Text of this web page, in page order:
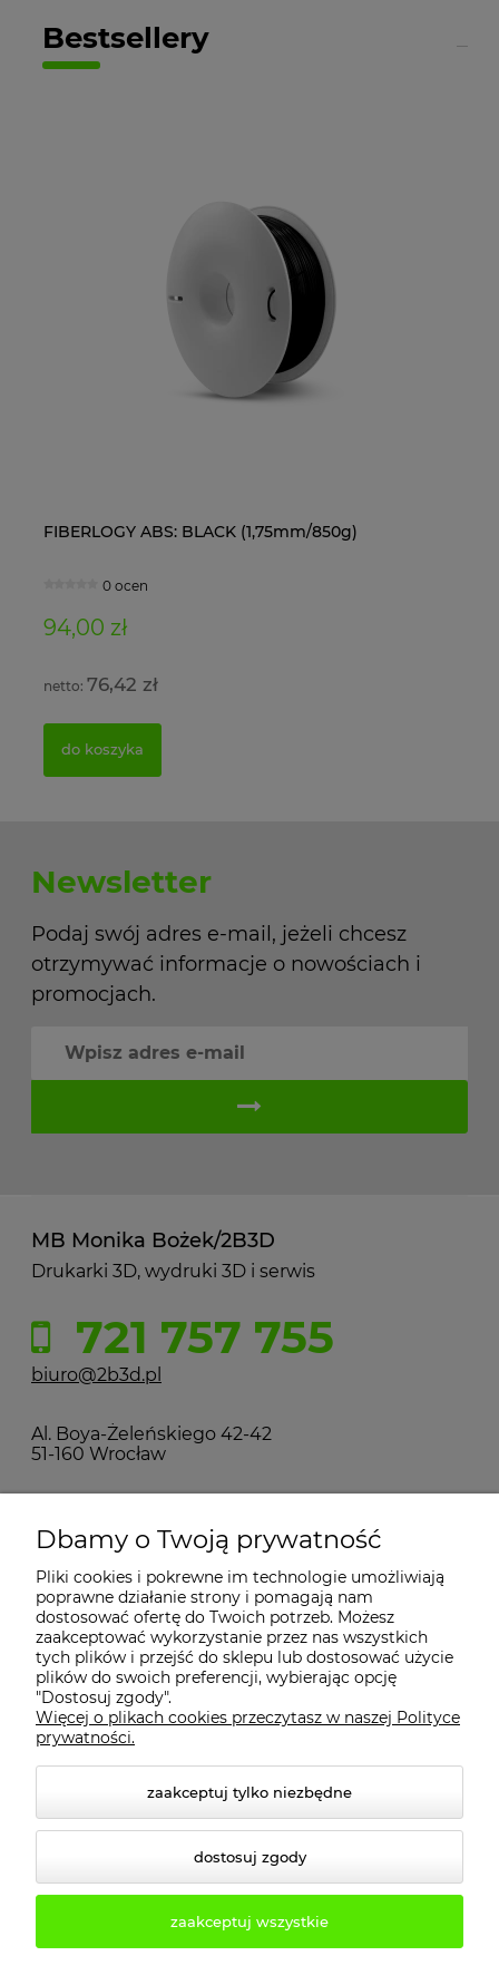
Bestsellery
FIBERLOGY ABS: BLACK (1,75mm/850g)
0 ocen
94,00 zł
76,42 zł
do koszyka
Newsletter
Podaj swój adres e-mail, jeżeli chcesz
otrzymywać informacje o nowościach i
promocjach.
MB Monika Bożek/2B3D
Drukarki 3D, wydruki 3D i serwis
721 757 755
biuro@2b3d.pl
Al. Boya-Żeleńskiego 42-42
51-160 Wrocław
MOJE KONTO
PŁATNOŚCI I DOSTAWA
INFORMACJE
KONTAKT
© 2026 2b3d.pl. Wszelkie prawa zastrzeżone.
Dbamy o Twoją prywatność
Pliki cookies i pokrewne im technologie umożliwiają
poprawne działanie strony i pomagają nam
dostosować ofertę do Twoich potrzeb. Możesz
zaakceptować wykorzystanie przez nas wszystkich
tych plików i przejść do sklepu lub dostosować użycie
plików do swoich preferencji, wybierając opcję
"Dostosuj zgody".
Więcej o plikach cookies przeczytasz w naszej Polityce
prywatności.
zaakceptuj tylko niezbędne
dostosuj zgody
zaakceptuj wszystkie